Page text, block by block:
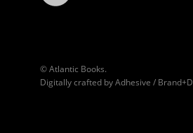
© Atlantic Books.
Digitally crafted byAdhesive /